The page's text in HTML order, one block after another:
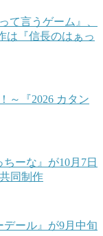
て言うゲーム』、
は『信長のはぁっ
～『2026 カタン
ーな』が10月7日
同制作
デール』が9月中旬